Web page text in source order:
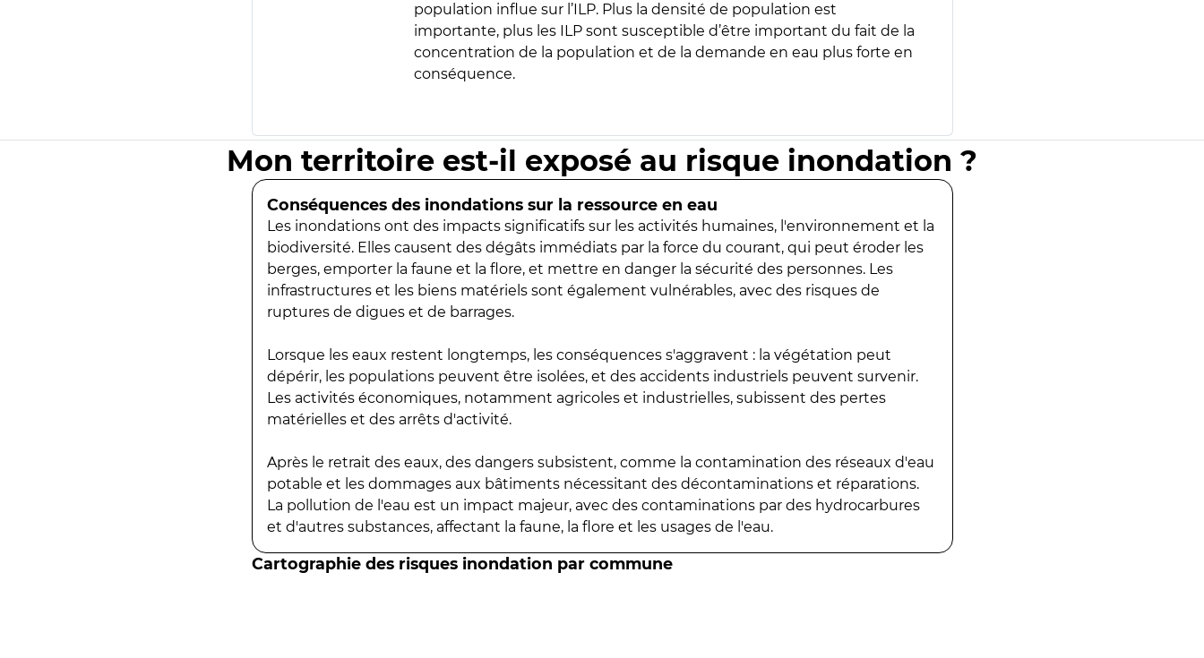
population influe sur l’ILP. Plus la densité de population est
importante, plus les ILP sont susceptible d’être important du fait de la
concentration de la population et de la demande en eau plus forte en
conséquence.
Mon territoire est-il exposé au risque inondation ?
Conséquences des inondations sur la ressource en eau
Les inondations ont des impacts significatifs sur les activités humaines, l'environnement et la
biodiversité. Elles causent des dégâts immédiats par la force du courant, qui peut éroder les
berges, emporter la faune et la flore, et mettre en danger la sécurité des personnes. Les
infrastructures et les biens matériels sont également vulnérables, avec des risques de
ruptures de digues et de barrages.
Lorsque les eaux restent longtemps, les conséquences s'aggravent : la végétation peut
dépérir, les populations peuvent être isolées, et des accidents industriels peuvent survenir.
Les activités économiques, notamment agricoles et industrielles, subissent des pertes
matérielles et des arrêts d'activité.
Après le retrait des eaux, des dangers subsistent, comme la contamination des réseaux d'eau
potable et les dommages aux bâtiments nécessitant des décontaminations et réparations.
La pollution de l'eau est un impact majeur, avec des contaminations par des hydrocarbures
et d'autres substances, affectant la faune, la flore et les usages de l'eau.
Cartographie des risques inondation par commune